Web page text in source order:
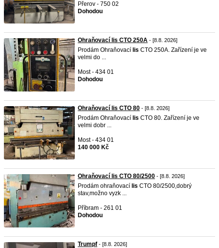
Přerov - 750 02
Dohodou
Ohraňovací lis CTO 250A - [8.8. 2026]
Prodám Ohraňovací lis CTO 250A. Zařízení je ve
velmi do ...
Most - 434 01
Dohodou
Ohraňovací lis CTO 80 - [8.8. 2026]
Prodám Ohraňovací lis CTO 80. Zařízení je ve
velmi dobr ...
Most - 434 01
140 000 Kč
Ohraňovací lis CTO 80/2500 - [8.8. 2026]
Prodám ohraňovací lis CTO 80/2500,dobrý
stav,možno vyzk ...
Příbram - 261 01
Dohodou
Trumpf - [8.8. 2026]